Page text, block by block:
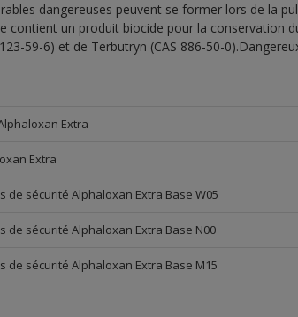
dangereuses peuvent se former lors de la
contient un produit biocide pour la conservation
59-6) et de Terbutryn (CAS 886-50-
Extra
Extra
de sécurité Alphaloxan Extra Base W05
de sécurité Alphaloxan Extra Base N00
de sécurité Alphaloxan Extra Base M15